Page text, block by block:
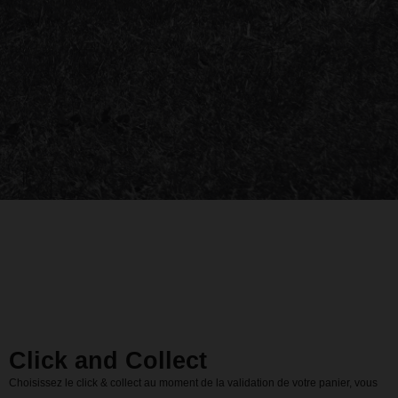
Click and Collect
Choisissez le click & collect au moment de la validation de votre panier, vous